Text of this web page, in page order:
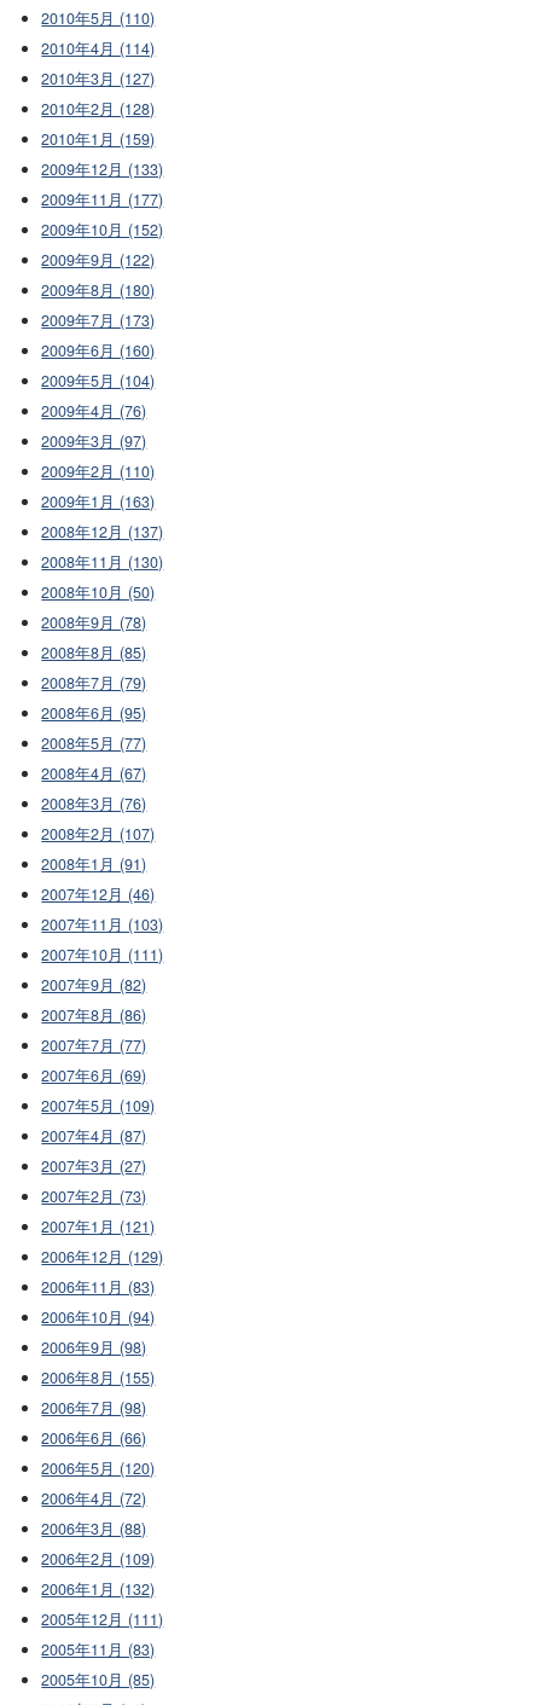
2010年5月 (110)
2010年4月 (114)
2010年3月 (127)
2010年2月 (128)
2010年1月 (159)
2009年12月 (133)
2009年11月 (177)
2009年10月 (152)
2009年9月 (122)
2009年8月 (180)
2009年7月 (173)
2009年6月 (160)
2009年5月 (104)
2009年4月 (76)
2009年3月 (97)
2009年2月 (110)
2009年1月 (163)
2008年12月 (137)
2008年11月 (130)
2008年10月 (50)
2008年9月 (78)
2008年8月 (85)
2008年7月 (79)
2008年6月 (95)
2008年5月 (77)
2008年4月 (67)
2008年3月 (76)
2008年2月 (107)
2008年1月 (91)
2007年12月 (46)
2007年11月 (103)
2007年10月 (111)
2007年9月 (82)
2007年8月 (86)
2007年7月 (77)
2007年6月 (69)
2007年5月 (109)
2007年4月 (87)
2007年3月 (27)
2007年2月 (73)
2007年1月 (121)
2006年12月 (129)
2006年11月 (83)
2006年10月 (94)
2006年9月 (98)
2006年8月 (155)
2006年7月 (98)
2006年6月 (66)
2006年5月 (120)
2006年4月 (72)
2006年3月 (88)
2006年2月 (109)
2006年1月 (132)
2005年12月 (111)
2005年11月 (83)
2005年10月 (85)